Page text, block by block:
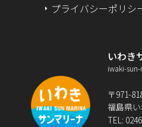
2023年2月
2022年12月
プライバシーポリシ
いわき
iwaki-
〒971-
福島県
TEL: